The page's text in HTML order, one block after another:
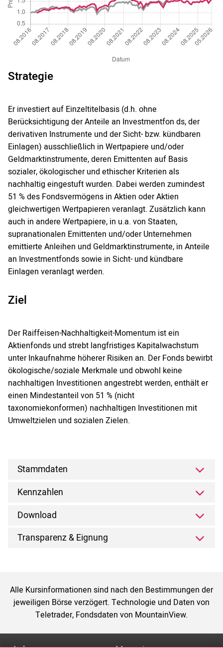
Strategie
Er investiert auf Einzeltitelbasis (d.h. ohne
Berücksichtigung der Anteile an Investmentfon ds, der
derivativen Instrumente und der Sicht- bzw. kündbaren
Einlagen) ausschließlich in Wertpapiere und/oder
Geldmarktinstrumente, deren Emittenten auf Basis
sozialer, ökologischer und ethischer Kriterien als
nachhaltig eingestuft wurden. Dabei werden zumindest
51 % des Fondsvermögens in Aktien oder Aktien
gleichwertigen Wertpapieren veranlagt. Zusätzlich kann
auch in andere Wertpapiere, in u.a. von Staaten,
supranationalen Emittenten und/oder Unternehmen
emittierte Anleihen und Geldmarktinstrumente, in Anteile
an Investmentfonds sowie in Sicht- und kündbare
Einlagen veranlagt werden.
Ziel
Der Raiffeisen-Nachhaltigkeit-Momentum ist ein
Aktienfonds und strebt langfristiges Kapitalwachstum
unter Inkaufnahme höherer Risiken an. Der Fonds bewirbt
ökologische/soziale Merkmale und obwohl keine
nachhaltigen Investitionen angestrebt werden, enthält er
einen Mindestanteil von 51 % (nicht
taxonomiekonformen) nachhaltigen Investitionen mit
Umweltzielen und sozialen Zielen.
Stammdaten
Kennzahlen
Download
Transparenz & Eignung
Alle Kursinformationen sind nach den Bestimmungen der
jeweiligen Börse verzögert. Technologie und Daten von
Teletrader, Fondsdaten von MountainView.